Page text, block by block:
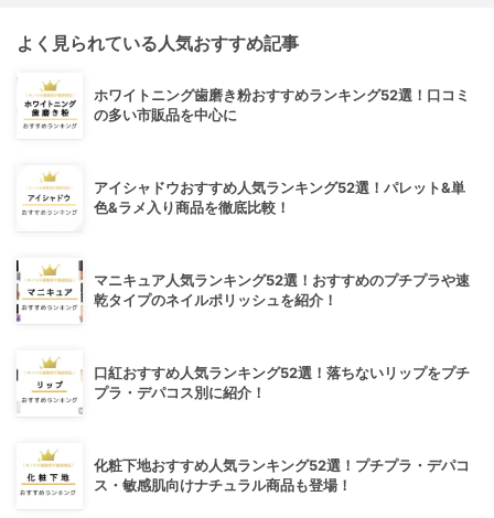
よく見られている人気おすすめ記事
ホワイトニング歯磨き粉おすすめランキング52選！口コミ
の多い市販品を中心に
アイシャドウおすすめ人気ランキング52選！パレット&単
色&ラメ入り商品を徹底比較！
マニキュア人気ランキング52選！おすすめのプチプラや速
乾タイプのネイルポリッシュを紹介！
口紅おすすめ人気ランキング52選！落ちないリップをプチ
プラ・デパコス別に紹介！
化粧下地おすすめ人気ランキング52選！プチプラ・デパコ
ス・敏感肌向けナチュラル商品も登場！